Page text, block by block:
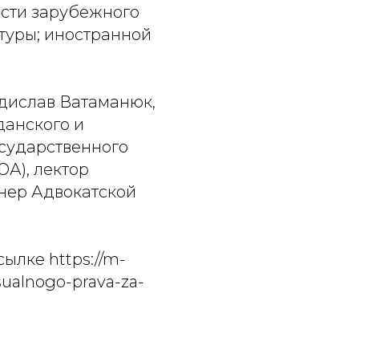
зарубежного
иностранной
Ватаманюк,
и
лектор
Адвокатской
https://m-
prava-za-